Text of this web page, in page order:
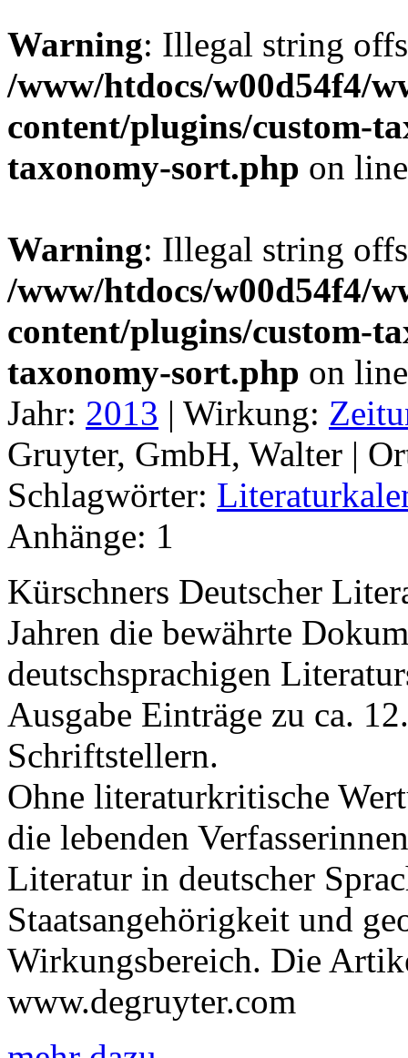
Warning: Illegal string
/www/htdocs/w00d54f4/
content/plugins/custom-
taxonomy-sort.php on
Warning: Illegal string
/www/htdocs/w00d54f4/
content/plugins/custom-
taxonomy-sort.php on
Jahr: 2013 | Wirkung:
Gruyter, GmbH, Walter |
Schlagwörter:
Anhänge: 1
Kürschners Deutscher
Jahren die bewährte
deutschsprachigen
Ausgabe Einträge zu ca.
Schriftstellern.
Ohne literaturkritische
die lebenden
Literatur in deutscher
Staatsangehörigkeit und
Wirkungsbereich. Die
www.degruyter.com